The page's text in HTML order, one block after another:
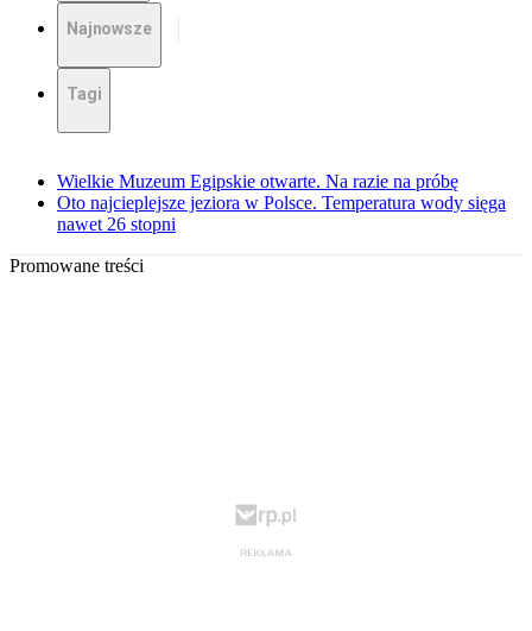
Najnowsze
Tagi
Wielkie Muzeum Egipskie otwarte. Na razie na próbę
Oto najcieplejsze jeziora w Polsce. Temperatura wody sięga
nawet 26 stopni
Promowane treści